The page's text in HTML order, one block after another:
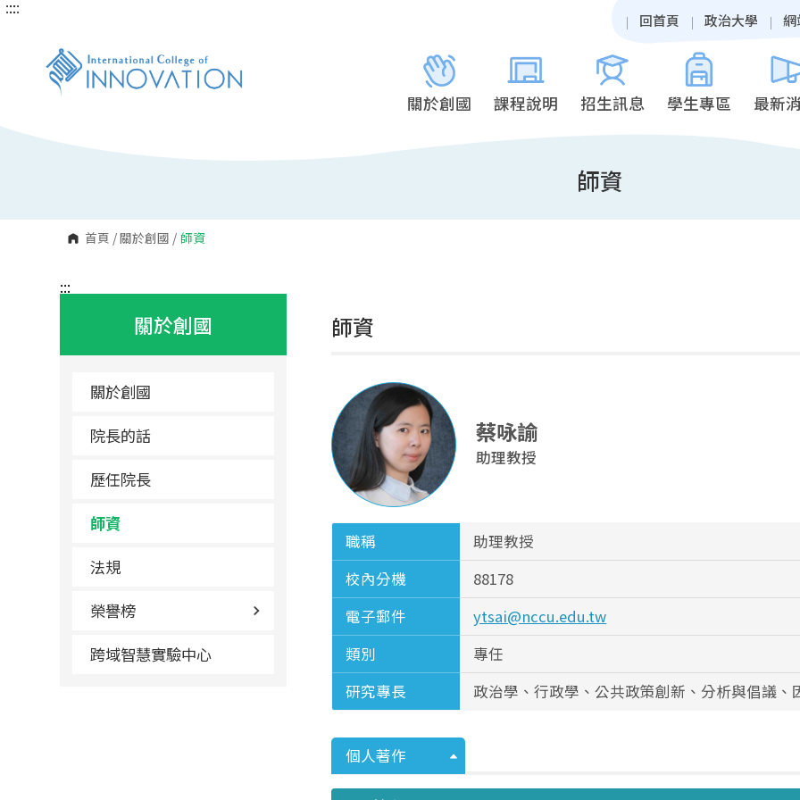
跳
:::
回首頁 政治大學 網
關於創國 課程說明 招生訊息 學生專區 最新
師資
首頁 /關於創國 / 師資
:::
關於創國
關於創國
院長的話
歷任院長
師資
法規
榮譽榜
跨域智慧實驗中心
:::
師資
蔡咏諭
助理教授
職稱
助理教授
校內分機
88178
電子郵件
ytsai@nccu.edu.tw
類別
專任
研究專長
政治學、行政學、公共政策創新、分析與倡議、
個人著作